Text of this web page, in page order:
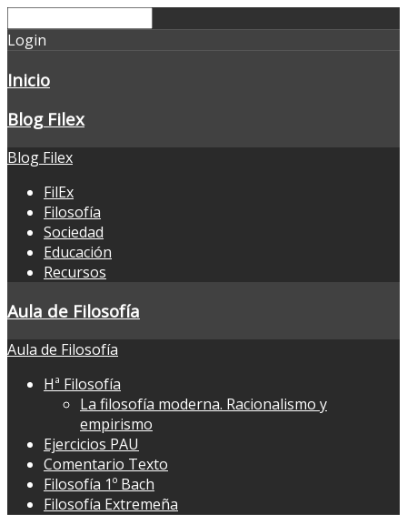
Login
Inicio
Blog Filex
Blog Filex
FilEx
Filosofía
Sociedad
Educación
Recursos
Aula de Filosofía
Aula de Filosofía
Hª Filosofía
La filosofía moderna. Racionalismo y
empirismo
Ejercicios PAU
Comentario Texto
Filosofía 1º Bach
Filosofía Extremeña